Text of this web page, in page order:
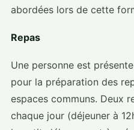
abordées lors de cette
Repas
Une personne est
pour la préparation des
espaces communs. Deux
chaque jour (déjeuner à